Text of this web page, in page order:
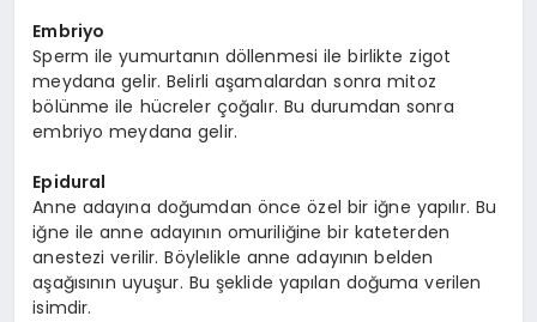
Embriyo
Sperm ile yumurtanın döllenmesi ile birlikte zigot
meydana gelir. Belirli aşamalardan sonra mitoz
bölünme ile hücreler çoğalır. Bu durumdan sonra
embriyo meydana gelir.
Epidural
Anne adayına doğumdan önce özel bir iğne yapılır. Bu
iğne ile anne adayının omuriliğine bir kateterden
anestezi verilir. Böylelikle anne adayının belden
aşağısının uyuşur. Bu şeklide yapılan doğuma verilen
isimdir.